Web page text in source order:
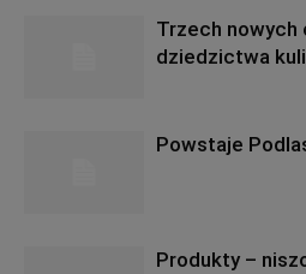
Trzech nowych
dziedzictwa
Powstaje
Produkty –